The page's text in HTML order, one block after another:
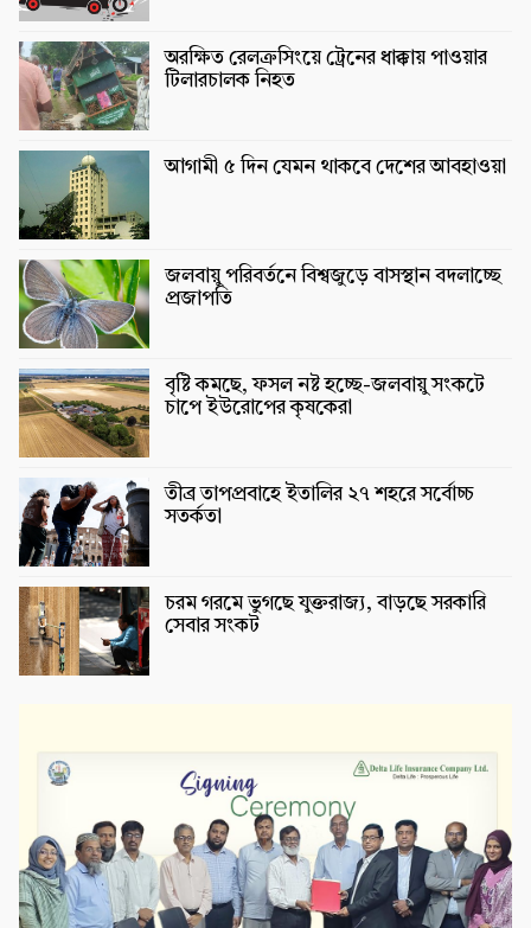
অরক্ষিত রেলক্রসিংয়ে ট্রেনের ধাক্কায় পাওয়ার
টিলারচালক নিহত
আগামী ৫ দিন যেমন থাকবে দেশের আবহাওয়া
জলবায়ু পরিবর্তনে বিশ্বজুড়ে বাসস্থান বদলাচ্ছে
প্রজাপতি
বৃষ্টি কমছে, ফসল নষ্ট হচ্ছে-জলবায়ু সংকটে
চাপে ইউরোপের কৃষকেরা
তীব্র তাপপ্রবাহে ইতালির ২৭ শহরে সর্বোচ্চ
সতর্কতা
চরম গরমে ভুগছে যুক্তরাজ্য, বাড়ছে সরকারি
সেবার সংকট